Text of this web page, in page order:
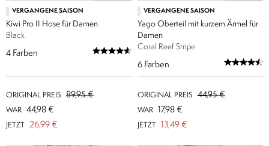
VERGANGENE SAISON
Kiwi Pro II Hose für Damen
Black
4 Farben
ORIGINAL PREIS 89,95 €
WAR 44,98 €
JETZT 26,99 €
VERGANGENE SAISON
Yago Oberteil mit kurzem Ärmel für
Damen
Coral Reef Stripe
6 Farben
ORIGINAL PREIS 44,95 €
WAR 17,98 €
JETZT 13,49 €